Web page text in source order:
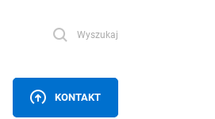
Wyszukaj
KONTAKT